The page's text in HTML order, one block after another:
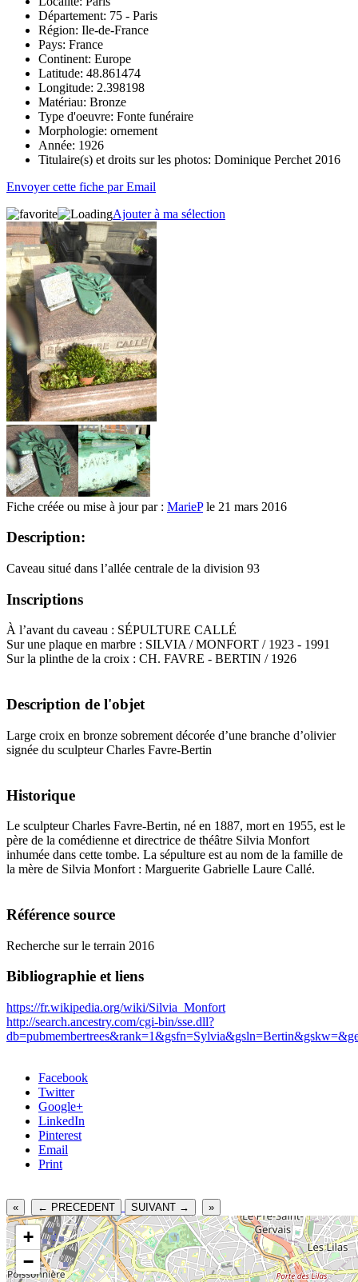
Département: 75 - Paris
Région: Ile-de-France
Pays: France
Continent: Europe
Latitude: 48.861474
Longitude: 2.398198
Matériau: Bronze
Type d'oeuvre: Fonte funéraire
Morphologie: ornement
Année: 1926
Titulaire(s) et droits sur les photos: Dominique Perchet 2016
Envoyer cette fiche par Email
Ajouter à ma sélection
Fiche créée ou mise à jour par : MariePle 21 mars 2016
Description:
Caveau situé dans l’allée centrale de la division 93
Inscriptions
À l’avant du caveau : SÉPULTURE CALLÉ
Sur une plaque en marbre : SILVIA / MONFORT / 1923 - 1991
Sur la plinthe de la croix : CH. FAVRE - BERTIN / 1926
Description de l'objet
Large croix en bronze sobrement décorée d’une branche d’olivier
signée du sculpteur Charles Favre-Bertin
Historique
Le sculpteur Charles Favre-Bertin, né en 1887, mort en 1955, est le
père de la comédienne et directrice de théâtre Silvia Monfort
inhumée dans cette tombe. La sépulture est au nom de la famille de
la mère de Silvia Monfort : Marguerite Gabrielle Laure Callé.
Référence source
Recherche sur le terrain 2016
Bibliographie et liens
https://fr.wikipedia.org/wiki/Silvia_Monfort
http://search.ancestry.com/cgi-bin/sse.dll?
Facebook
Twitter
Google+
LinkedIn
Pinterest
Email
Print
« ← PRECEDENT SUIVANT → »
+
−